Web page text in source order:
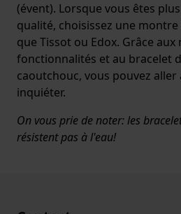
(évent). Lorsque vous êtes
qualité, choisissez une
que Tissot ou Edox. Grâce
fonctionnalités et au bracelet
caoutchouc, vous pouvez aller
inquiéter.
On vous prie de noter: les
résistent pas à l'eau!